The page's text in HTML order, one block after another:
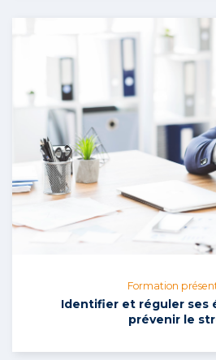
Formation
Identifier et réguler ses
prévenir le